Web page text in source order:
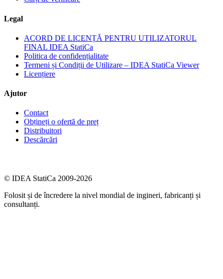
Legal
ACORD DE LICENȚĂ PENTRU UTILIZATORUL
FINAL IDEA StatiCa
Politica de confidențialitate
Termeni și Condiții de Utilizare – IDEA StatiCa Viewer
Licențiere
Ajutor
Contact
Obțineți o ofertă de preț
Distribuitori
Descărcări
© IDEA StatiCa 2009-2026
Folosit și de încredere la nivel mondial de ingineri, fabricanți și
consultanți.